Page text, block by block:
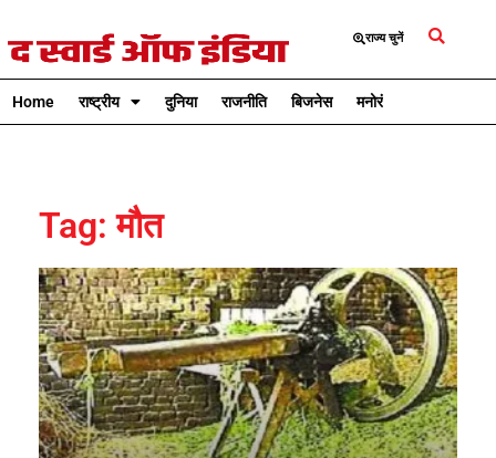
राज्य चुनें
Home राष्ट्रीय दुनिया राजनीति बिजनेस मनोरंजन
Tag: मौत